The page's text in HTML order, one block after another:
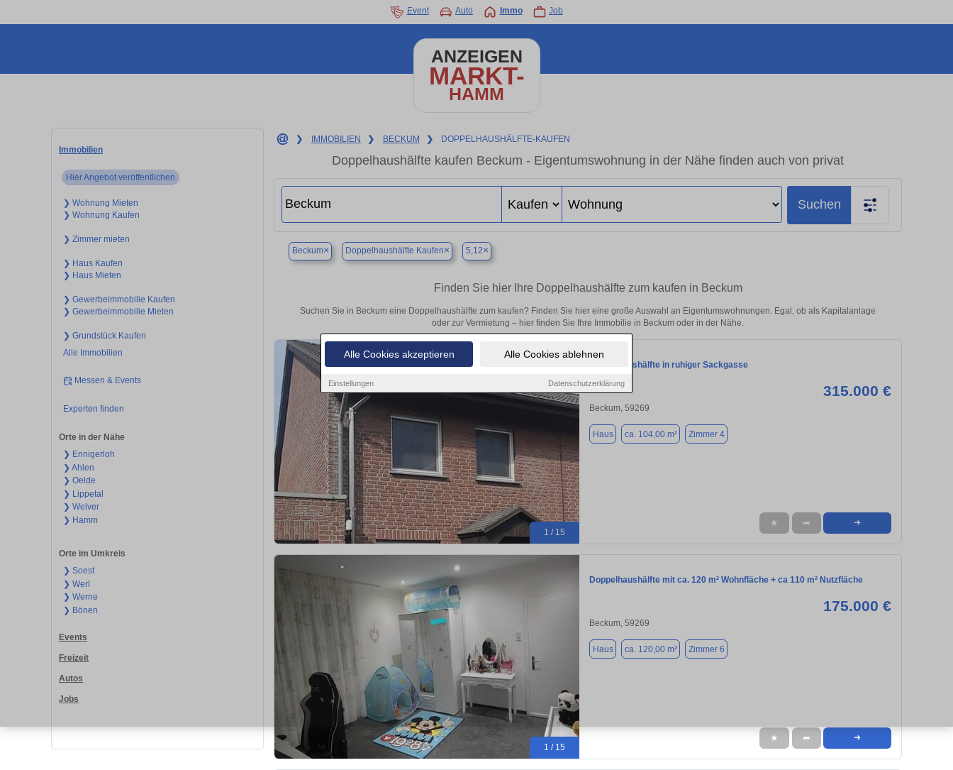
Alle Cookies akzeptieren Alle Cookies ablehnen
Einstellungen Datenschutzerklärung
Event Auto Immo Job
ANZEIGEN
MARKT-
HAMM
Immobilien
Hier Angebot veröffentlichen
❯ Wohnung Mieten
❯ Wohnung Kaufen
❯ Zimmer mieten
❯ Haus Kaufen
❯ Haus Mieten
❯ Gewerbeimmobilie Kaufen
❯ Gewerbeimmobilie Mieten
❯ Grundstück Kaufen
Alle Immobilien
Messen & Events
Experten finden
Orte in der Nähe
❯ Ennigerloh
❯ Ahlen
❯ Oelde
❯ Lippetal
❯ Welver
❯ Hamm
Orte im Umkreis
❯ Soest
❯ Werl
❯ Werne
❯ Bönen
Events
Freizeit
Autos
Jobs
❯ IMMOBILIEN ❯ BECKUM ❯ DOPPELHAUSHÄLFTE-KAUFEN
Doppelhaushälfte kaufen Beckum - Eigentumswohnung in der Nähe finden auch von privat
Suchen
Beckum× Doppelhaushälfte Kaufen× 5,12×
Finden Sie hier Ihre Doppelhaushälfte zum kaufen in Beckum
Suchen Sie in Beckum eine Doppelhaushälfte zum kaufen? Finden Sie hier eine große Auswahl an Eigentumswohnungen. Egal, ob als Kapitalanlage
oder zur Vermietung – hier finden Sie Ihre Immobilie in Beckum oder in der Nähe.
1 / 15
Doppelhaushälfte in ruhiger Sackgasse
315.000 €
Beckum, 59269
Haus ca. 104,00 m² Zimmer 4
★ ➦ ➜
1 / 15
Doppelhaushälfte mit ca. 120 m² Wohnfläche + ca 110 m² Nutzfläche
175.000 €
Beckum, 59269
Haus ca. 120,00 m² Zimmer 6
★ ➦ ➜